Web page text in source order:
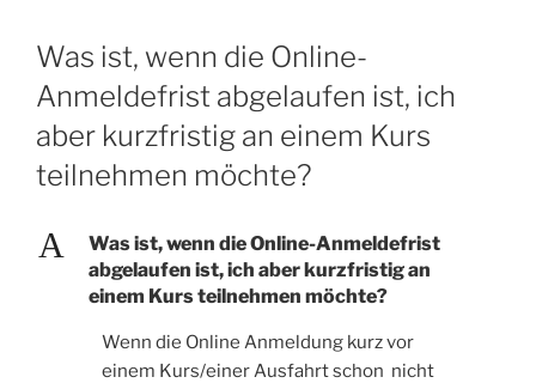
Was ist, wenn die Online-
Anmeldefrist abgelaufen ist, ich
aber kurzfristig an einem Kurs
teilnehmen möchte?
A
Was ist, wenn die Online-Anmeldefrist
abgelaufen ist, ich aber kurzfristig an
einem Kurs teilnehmen möchte?
Wenn die Online Anmeldung kurz vor
einem Kurs/einer Ausfahrt schon nicht